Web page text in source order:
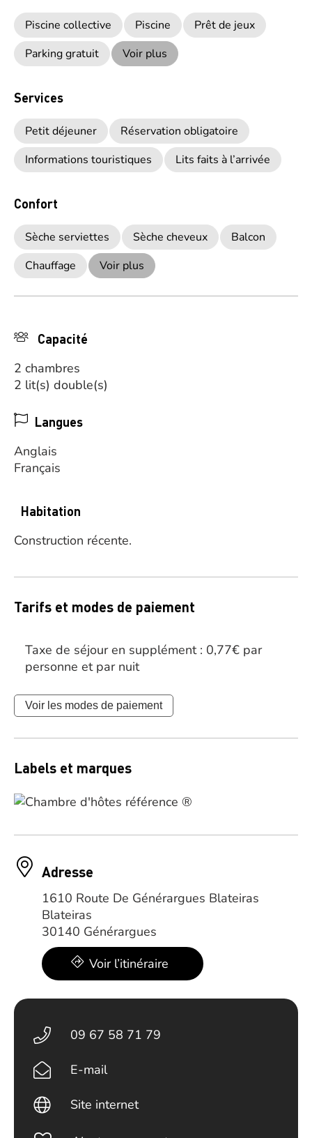
Piscine collective Piscine
Prêt de jeux
Parking gratuit
Voir plus
Services
Petit déjeuner
Réservation obligatoire
Informations touristiques
Lits faits à l’arrivée
Confort
Sèche serviettes Sèche cheveux
Balcon
Chauffage
Voir plus
Capacité
2 chambres
2 lit(s) double(s)
Langues
Anglais
Français
Habitation
Construction récente.
Tarifs et modes de paiement
Taxe de séjour en supplément : 0,77€ par
personne et par nuit
Voir les modes de paiement
Labels et marques
Adresse
1610 Route De Générargues Blateiras
Blateiras
30140 Générargues
Voir l’itinéraire
09 67 58 71 79
E-mail
Site internet